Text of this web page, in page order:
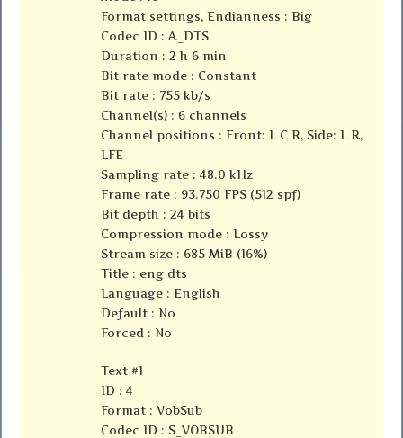
Format settings, Endianness : Big
Codec ID : A_DTS
Duration : 2 h 6 min
Bit rate mode : Constant
Bit rate : 755 kb/s
Channel(s) : 6 channels
Channel positions : Front: L C R, Side: L R,
LFE
Sampling rate : 48.0 kHz
Frame rate : 93.750 FPS (512 spf)
Bit depth : 24 bits
Compression mode : Lossy
Stream size : 685 MiB (16%)
Title : eng dts
Language : English
Default : No
Forced : No
Text #1
ID : 4
Format : VobSub
Codec ID : S_VOBSUB